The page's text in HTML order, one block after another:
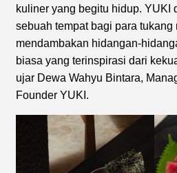
kuliner yang begitu hidup. YUKI
sebuah tempat bagi para tukang
mendambakan hidangan-
biasa yang terinspirasi dari
ujar Dewa Wahyu Bintara,
Founder YUKI.